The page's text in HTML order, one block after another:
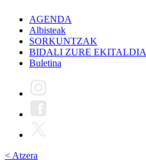
AGENDA
Albisteak
SORKUNTZAK
BIDALI ZURE EKITALDIA
Buletina
< Atzera